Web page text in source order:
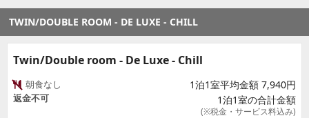
TWIN/DOUBLE ROOM - DE LUXE - CHILL
Twin/Double room - De Luxe - Chill
朝食なし
返金不可
1泊1室平均金額 7,940円
1泊1室の合計金額
(※税金・サービス料込み)